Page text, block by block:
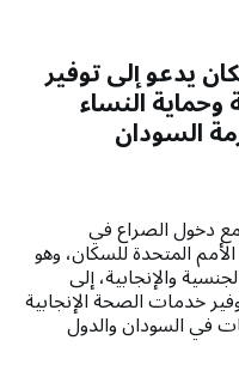
يدعو إلى توفير
النساء
السودان
19 حزيران/ يونيو 2023 - مع دخول الصراع في
المتحدة للسكان، وهو
والإنجابية، إلى
دولار لتوفير خدمات الصحة الإنجابية
في السودان والدول